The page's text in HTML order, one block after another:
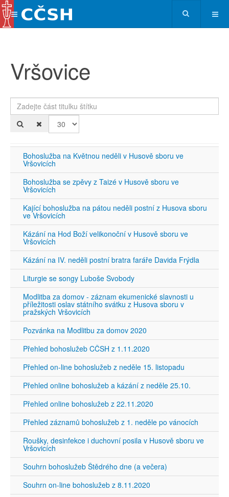
Vršovice
Zadejte část titulku štítku
Bohoslužba na Květnou neděli v Husově sboru ve
Vršovicích
Bohoslužba se zpěvy z Taizé v Husově sboru ve
Vršovicích
Kající bohoslužba na pátou neděli postní z Husova sboru
ve Vršovicích
Kázání na Hod Boží velikonoční v Husově sboru ve
Vršovicích
Kázání na IV. neděli postní bratra faráře Davida Frýdla
Liturgie se songy Luboše Svobody
Modlitba za domov - záznam ekumenické slavnosti u
příležitosti oslav státního svátku z Husova sboru v
pražských Vršovicích
Pozvánka na Modlitbu za domov 2020
Přehled bohoslužeb CČSH z 1.11.2020
Přehled on-line bohoslužeb z neděle 15. listopadu
Přehled online bohoslužeb a kázání z neděle 25.10.
Přehled online bohoslužeb z 22.11.2020
Přehled záznamů bohoslužeb z 1. neděle po vánocích
Roušky, desinfekce i duchovní posila v Husově sboru ve
Vršovicích
Souhrn bohoslužeb Štědrého dne (a večera)
Souhrn on-line bohoslužeb z 8.11.2020